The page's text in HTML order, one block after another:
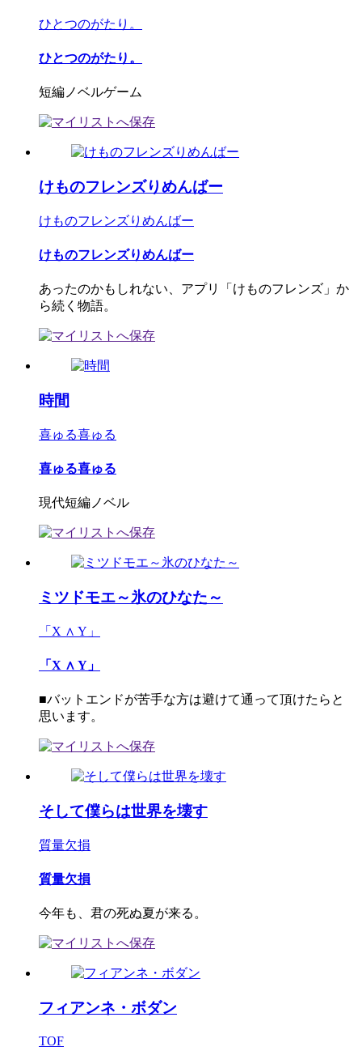
ひとつのがたり。
ひとつのがたり。
短編ノベルゲーム
けものフレンズりめんばー
けものフレンズりめんばー
けものフレンズりめんばー
あったのかもしれない、アプリ「けものフレンズ」か
ら続く物語。
時間
喜ゅる喜ゅる
喜ゅる喜ゅる
現代短編ノベル
ミツドモエ～氷のひなた～
「X ∧ Y」
「X ∧ Y」
■バットエンドが苦手な方は避けて通って頂けたらと
思います。
そして僕らは世界を壊す
質量欠損
質量欠損
今年も、君の死ぬ夏が来る。
フィアンネ・ボダン
TOF